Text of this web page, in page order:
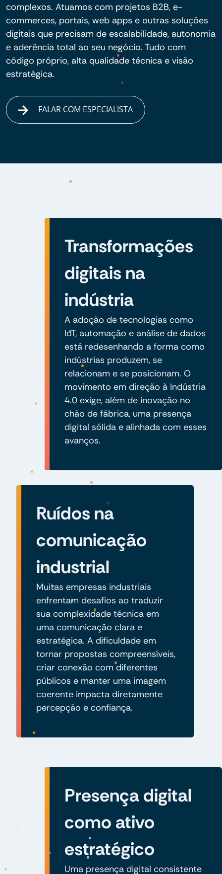
complexos. Atuamos com projetos B2B, e-
commerces, portais, web apps e outras soluções
digitais que precisam de escalabilidade, autonomia
e aderência total ao seu negócio. Tudo com
código próprio, alta qualidade técnica e visão
estratégica.
FALAR COM ESPECIALISTA
Transformações
digitais na
indústria
A adoção de tecnologias como
IoT, automação e análise de dados
está redesenhando a forma como
indústrias produzem, se
relacionam e se posicionam. O
movimento em direção à Indústria
4.0 exige, além de inovação no
chão de fábrica, uma presença
digital sólida e alinhada com esses
avanços.
Ruídos na
comunicação
industrial
Muitas empresas industriais
enfrentam desafios ao traduzir
sua complexidade técnica em
uma comunicação clara e
estratégica. A dificuldade em
tornar propostas compreensíveis,
criar conexão com diferentes
públicos e manter uma imagem
coerente impacta diretamente
percepção e confiança.
Presença digital
como ativo
estratégico
Uma presença digital consistente